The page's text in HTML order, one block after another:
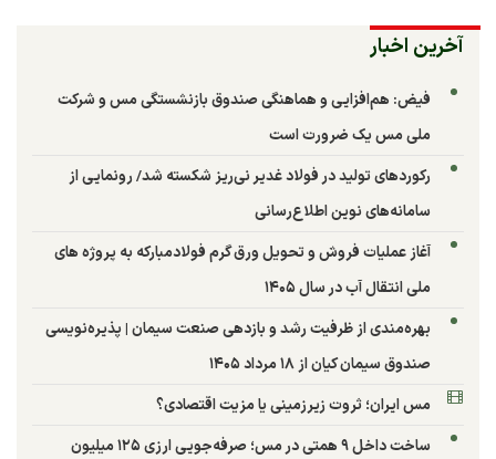
آخرین اخبار
فیض: هم‌افزایی و هماهنگی صندوق بازنشستگی مس و شرکت
ملی مس یک ضرورت است
رکوردهای تولید در فولاد غدیر نی‌ریز شکسته شد/ رونمایی از
سامانه‌های نوین اطلاع‌رسانی
آغاز عملیات فروش و تحویل ورق گرم فولادمبارکه به پروژه های
ملی انتقال آب در سال ۱۴۰۵
بهره‌مندی از ظرفیت رشد و بازدهی صنعت سیمان | پذیره‌نویسی
صندوق سیمان کیان از ۱۸ مرداد ۱۴۰۵
مس ایران؛ ثروت زیرزمینی یا مزیت اقتصادی؟
ساخت داخل ۹ همتی در مس؛ صرفه‌جویی ارزی ۱۲۵ میلیون